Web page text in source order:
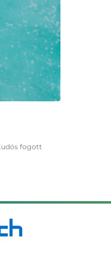
fogott